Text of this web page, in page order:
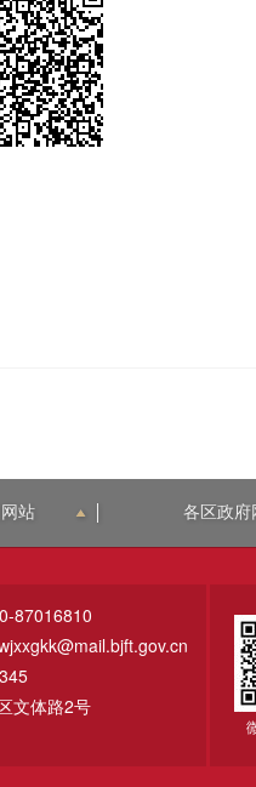
站 各区政府
87016810
文体路2号